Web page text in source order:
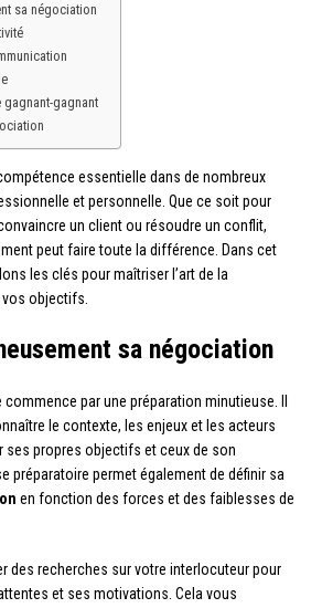
sa négociation
gagnant
essentielle dans de nombreux
et personnelle. Que ce soit pour
un client ou résoudre un conflit,
peut faire toute la différence. Dans cet
les clés pour maîtriser l’art de la
objectifs.
sa négociation
par une préparation minutieuse. Il
le contexte, les enjeux et les acteurs
ses propres objectifs et ceux de son
préparatoire permet également de définir sa
en fonction des forces et des faiblesses de
des recherches sur votre interlocuteur pour
et ses motivations. Cela vous